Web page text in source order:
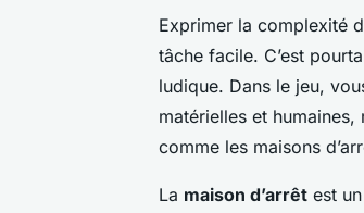
Exprimer la complexité
tâche facile. C’est
ludique. Dans le jeu,
matérielles et
comme les maisons
La maison d’arrêt est